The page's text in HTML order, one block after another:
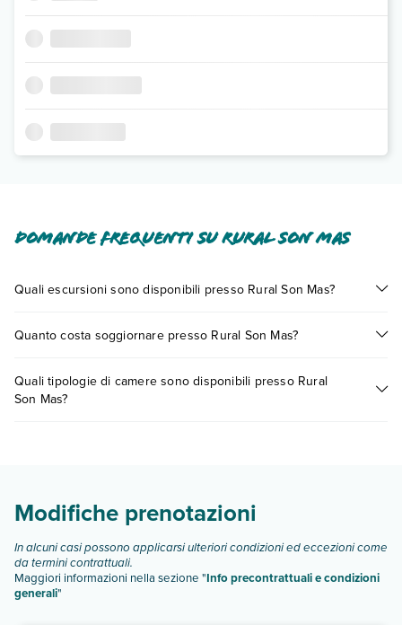
Domande frequenti su Rural Son Mas
Quali escursioni sono disponibili presso Rural Son Mas?
presso Rural Son Mas. Scoprile tutte nellasezione dedicata
o
prenotando un appuntamento.
Quanto costa soggiornare presso Rural Son Mas?
(per es. date, condizioni dell'hotel, ecc). Per consultare i
prezzi, compila il motore di ricerca e scegli quando partire.
Quali tipologie di camere sono disponibili presso Rural
Son Mas?
Modifiche prenotazioni
In alcuni casi possono applicarsi ulteriori condizioni ed eccezioni come
da termini contrattuali.
Maggiori informazioni nella sezione "Info precontrattuali e condizioni
generali"